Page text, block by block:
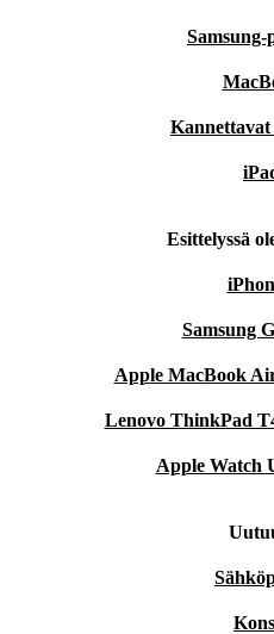
Samsung-
Kannettavat
Esittelyssä
Samsung
Apple MacBook
Lenovo ThinkPad
Apple Watch